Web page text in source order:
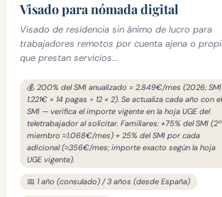
Visado para nómada digital
Visado de residencia sin ánimo de lucro para
trabajadores remotos por cuenta ajena o
que prestan servicios...
💰 200% del SMI anualizado = 2.849€/mes (2026; SMI
1.221€ × 14 pagas ÷ 12 × 2). Se actualiza cada año con el
SMI — verifica el importe vigente en la hoja UGE del
teletrabajador al solicitar. Familiares: +75% del SMI (2º
miembro ≈1.068€/mes) + 25% del SMI por cada
adicional (≈356€/mes; importe exacto según la hoja
UGE vigente).
📅 1 año (consulado) / 3 años (desde España)